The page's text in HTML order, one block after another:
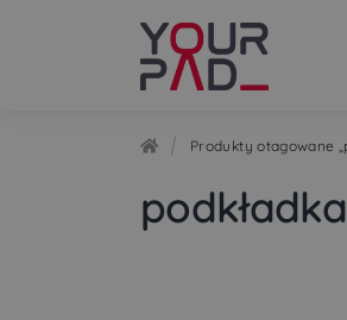
Przejdź
Przejdź
Produkty otagowane